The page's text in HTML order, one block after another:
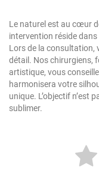
Le naturel est au cœur
intervention réside
Lors de la consultation,
détail. Nos chirurgiens,
artistique, vous
harmonisera votre
unique. L’objectif n’est
sublimer.